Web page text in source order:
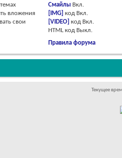
вложения
свои
Смайлы Вкл.
[IMG] код Вкл.
[VIDEO] код Вкл.
HTML код Выкл.
Правила форума
Текущее